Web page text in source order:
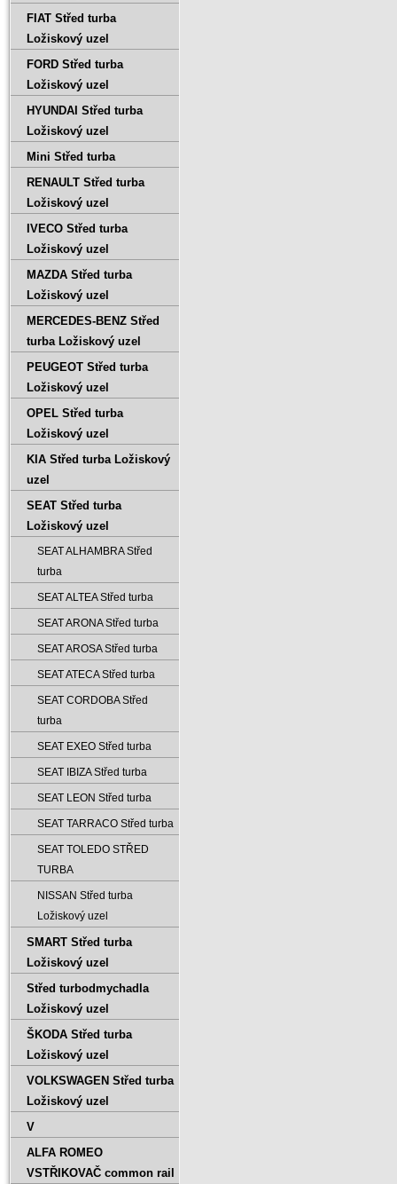
FIAT Střed turba
Ložiskový uzel
FORD Střed turba
Ložiskový uzel
HYUNDAI Střed turba
Ložiskový uzel
Mini Střed turba
RENAULT Střed turba
Ložiskový uzel
IVECO Střed turba
Ložiskový uzel
MAZDA Střed turba
Ložiskový uzel
MERCEDES-BENZ Střed
turba Ložiskový uzel
PEUGEOT Střed turba
Ložiskový uzel
OPEL Střed turba
Ložiskový uzel
KIA Střed turba Ložiskový
uzel
SEAT Střed turba
Ložiskový uzel
SEAT ALHAMBRA Střed
turba
SEAT ALTEA Střed turba
SEAT ARONA Střed turba
SEAT AROSA Střed turba
SEAT ATECA Střed turba
SEAT CORDOBA Střed
turba
SEAT EXEO Střed turba
SEAT IBIZA Střed turba
SEAT LEON Střed turba
SEAT TARRACO Střed turba
SEAT TOLEDO STŘED
TURBA
NISSAN Střed turba
Ložiskový uzel
SMART Střed turba
Ložiskový uzel
Střed turbodmychadla
Ložiskový uzel
ŠKODA Střed turba
Ložiskový uzel
VOLKSWAGEN Střed turba
Ložiskový uzel
V
ALFA ROMEO
VSTŘIKOVAČ common rail